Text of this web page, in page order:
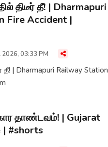
திடீர் தீ! | Dharmapuri
Fire Accident |
2026, 03:33 PM
தீ! | Dharmapuri Railway Station
தாண்டவம்! | Gujarat
| #shorts